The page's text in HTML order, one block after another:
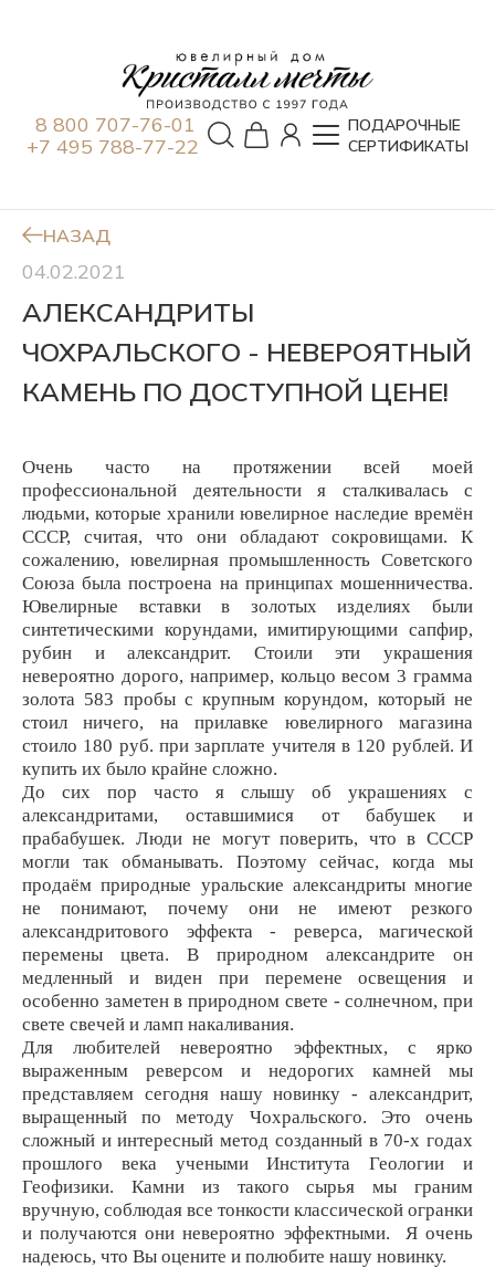
8 800 707-76-01
+7 495 788-77-22
ПОДАРОЧНЫЕ
СЕРТИФИКАТЫ
НАЗАД
04.02.2021
АЛЕКСАНДРИТЫ
ЧОХРАЛЬСКОГО - НЕВЕРОЯТНЫЙ
КАМЕНЬ ПО ДОСТУПНОЙ ЦЕНЕ!
Очень часто на протяжении всей моей
профессиональной деятельности я сталкивалась с
людьми, которые хранили ювелирное наследие времён
СССР, считая, что они обладают сокровищами. К
сожалению, ювелирная промышленность Советского
Союза была построена на принципах мошенничества.
Ювелирные вставки в золотых изделиях были
синтетическими корундами, имитирующими сапфир,
рубин и александрит. Стоили эти украшения
невероятно дорого, например, кольцо весом 3 грамма
золота 583 пробы с крупным корундом, который не
стоил ничего, на прилавке ювелирного магазина
стоило 180 руб. при зарплате учителя в 120 рублей. И
купить их было крайне сложно.
До сих пор часто я слышу об украшениях с
александритами, оставшимися от бабушек и
прабабушек. Люди не могут поверить, что в СССР
могли так обманывать. Поэтому сейчас, когда мы
продаём природные уральские александриты многие
не понимают, почему они не имеют резкого
александритового эффекта - реверса, магической
перемены цвета. В природном александрите он
медленный и виден при перемене освещения и
особенно заметен в природном свете - солнечном, при
свете свечей и ламп накаливания.
Для любителей невероятно эффектных, с ярко
выраженным реверсом и недорогих камней мы
представляем сегодня нашу новинку - александрит,
выращенный по методу Чохральского. Это очень
сложный и интересный метод созданный в 70-х годах
прошлого века учеными Института Геологии и
Геофизики. Камни из такого сырья мы граним
вручную, соблюдая все тонкости классической огранки
и получаются они невероятно эффектными. Я очень
надеюсь, что Вы оцените и полюбите нашу новинку.